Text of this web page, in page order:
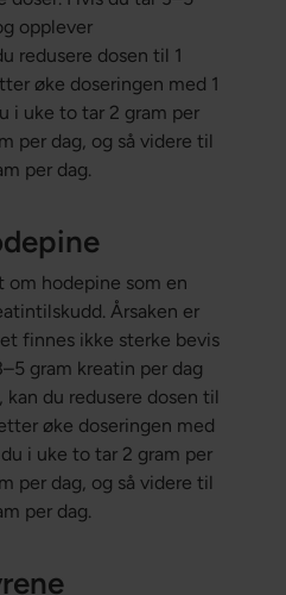
opplever
redusere dosen til 1
øke doseringen med 1
i uke to tar 2 gram per
per dag, og så videre til
per dag.
om hodepine som en
Årsaken er
finnes ikke sterke bevis
gram kreatin per dag
du redusere dosen til
øke doseringen med
i uke to tar 2 gram per
per dag, og så videre til
per dag.